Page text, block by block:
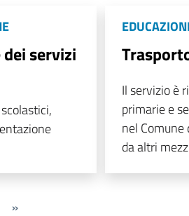
servizi
Il servizio è
primarie e
nel
da altri
»